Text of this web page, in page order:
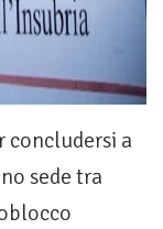
concludersi a
sede tra